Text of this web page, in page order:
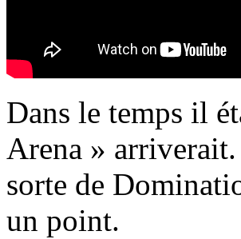
Dans le temps il
Arena » arriverait.
sorte de
un point.